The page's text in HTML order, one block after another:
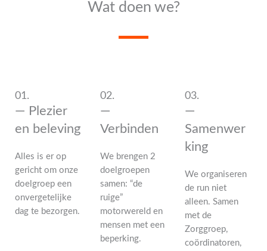
Wat doen we?
01.
— Plezier
en beleving
Alles is er op
gericht om onze
doelgroep een
onvergetelijke
dag te bezorgen.
02.
—
Verbinden
We brengen 2
doelgroepen
samen: “de
ruige”
motorwereld en
mensen met een
beperking.
03.
—
Samenwer
king
We organiseren
de run niet
alleen. Samen
met de
Zorggroep,
coördinatoren,